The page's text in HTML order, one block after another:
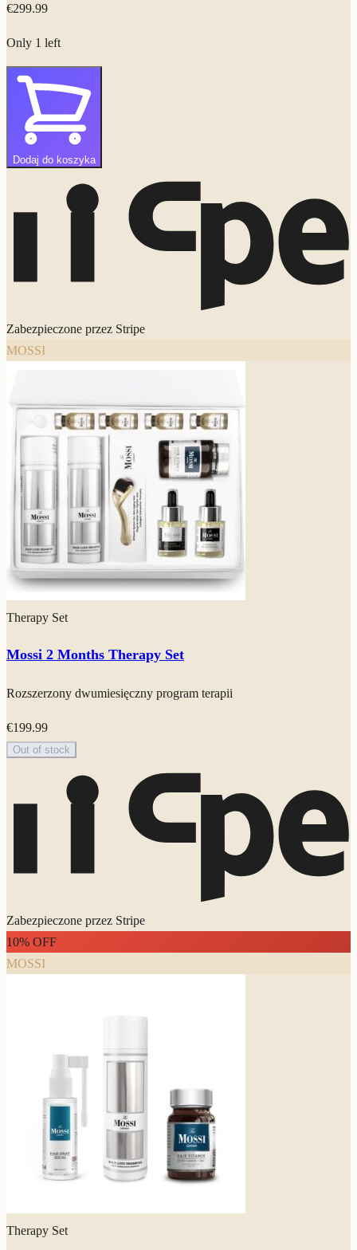
€299.99
Only 1 left
Dodaj do koszyka
Zabezpieczone przez Stripe
MOSSI
Therapy Set
Mossi 2 Months Therapy Set
Rozszerzony dwumiesięczny program terapii
€199.99
Out of stock
Zabezpieczone przez Stripe
10% OFF
MOSSI
Therapy Set